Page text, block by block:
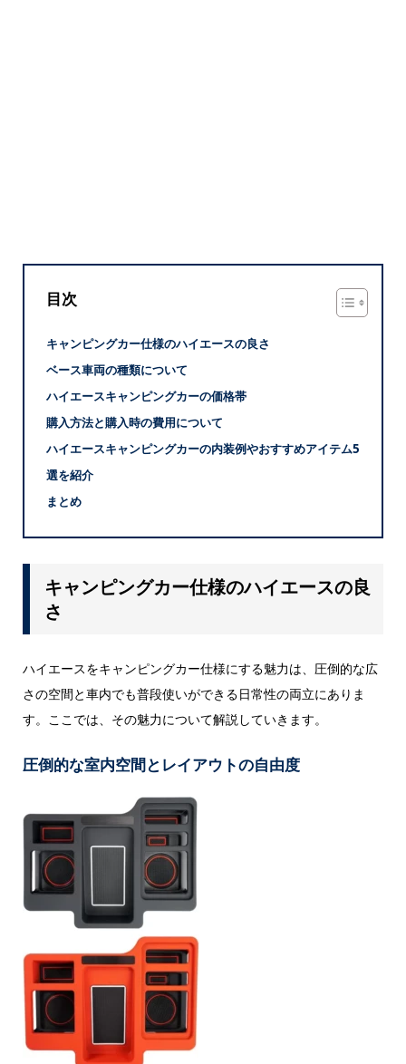
目次
キャンピングカー仕様のハイエースの良さ
ベース車両の種類について
ハイエースキャンピングカーの価格帯
購入方法と購入時の費用について
ハイエースキャンピングカーの内装例やおすすめアイテム5
選を紹介
まとめ
キャンピングカー仕様のハイエースの良
さ
ハイエースをキャンピングカー仕様にする魅力は、圧倒的な広
さの空間と車内でも普段使いができる日常性の両立にありま
す。ここでは、その魅力について解説していきます。
圧倒的な室内空間とレイアウトの自由度